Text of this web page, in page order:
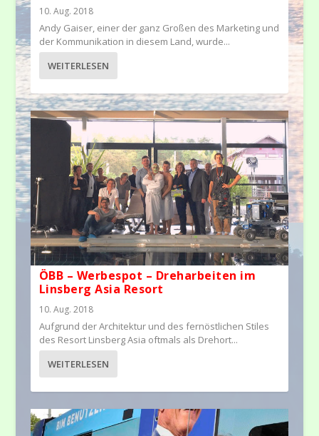
10. Aug. 2018
Andy Gaiser, einer der ganz Großen des Marketing und
der Kommunikation in diesem Land, wurde...
WEITERLESEN
ÖBB – Werbespot – Dreharbeiten im
Linsberg Asia Resort
10. Aug. 2018
Aufgrund der Architektur und des fernöstlichen Stiles
des Resort Linsberg Asia oftmals als Drehort...
WEITERLESEN